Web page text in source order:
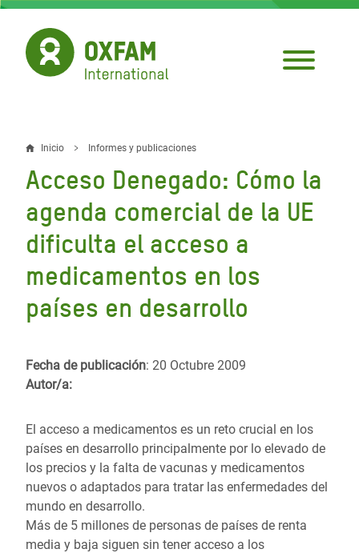
Pasar
contenido
principal
Sobrescribir
enlaces
de
ayuda
a
la
Inicio Informes y publicaciones
Acceso Denegado: Cómo la
agenda comercial de la UE
dificulta el acceso a
medicamentos en los
países en desarrollo
Fecha de publicación: 20 Octubre 2009
Autor/a:
El acceso a medicamentos es un reto crucial en los
países en desarrollo principalmente por lo elevado de
los precios y la falta de vacunas y medicamentos
nuevos o adaptados para tratar las enfermedades del
mundo en desarrollo.
Más de 5 millones de personas de países de renta
media y baja siguen sin tener acceso a los